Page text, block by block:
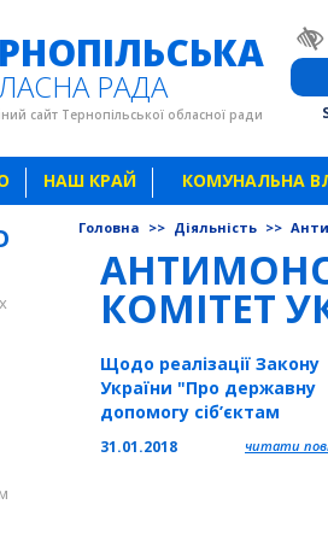
РАДА
сайт Тернопільської обласної ради
НАШ КРАЙ КОМУНАЛЬНА
Головна >> Діяльність >>
КОМІТЕТ
Щодо реалізації Закону
України "Про державну
допомогу сіб’єктам
господарювання"
31.01.2018 читати